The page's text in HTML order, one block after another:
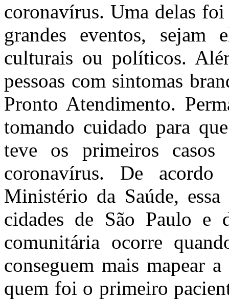
coronavírus. Uma delas
grandes eventos, sejam
culturais ou políticos.
pessoas com sintomas
Pronto Atendimento.
tomando cuidado para
teve os primeiros casos
coronavírus. De
Ministério da Saúde,
cidades de São Paulo e
comunitária ocorre
conseguem mais mapear
quem foi o primeiro